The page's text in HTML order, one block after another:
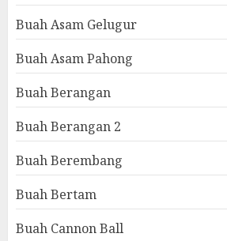
Buah Asam Gelugur
Buah Asam Pahong
Buah Berangan
Buah Berangan 2
Buah Berembang
Buah Bertam
Buah Cannon Ball